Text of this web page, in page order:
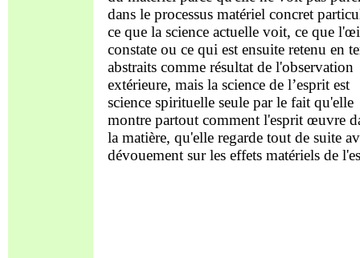
dans le processus matériel concret
ce que la science actuelle voit, ce que
constate ou ce qui est ensuite retenu en
abstraits comme résultat de l'observation
extérieure, mais la science de l’esprit est
science spirituelle seule par le fait qu'elle
montre partout comment l'esprit œuvre
la matière, qu'elle regarde tout de suite
dévouement sur les effets matériels de